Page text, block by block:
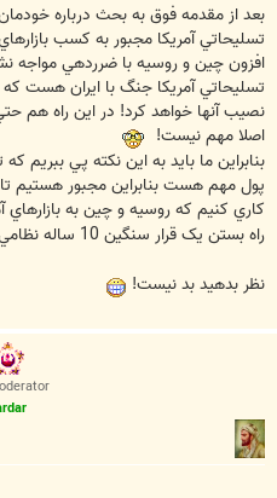
بعد از مقدمه فوق به بحث درباره
تسليحاتي آمريکا مجبور به کسب
افزون چين و روسيه با ضرردهي مواجه
تسليحاتي آمريکا جنگ با ايران هست
اصلا مهم نيست!
بنابراين ما بايد به اين نکته پي ببريم
پول مهم هست بنابراين مجبور هستيم
کاري کنيم که روسيه و چين به بازارهاي
راه بستن يک قرار سنگين 10 ساله نظامي با روسيه و چين هست.
نظر بدهيد بد نيست!